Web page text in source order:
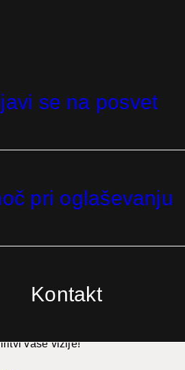
se na posvet
pri oglaševanju
Kontakt
VSE!, da
Cherry
vaše vizije!